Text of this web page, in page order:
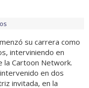
su carrera como
interviniendo en
la Cartoon Network.
en dos
invitada, en la